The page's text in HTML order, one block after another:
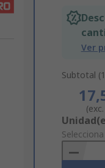
Ver
Subtotal
Add
to
Basket